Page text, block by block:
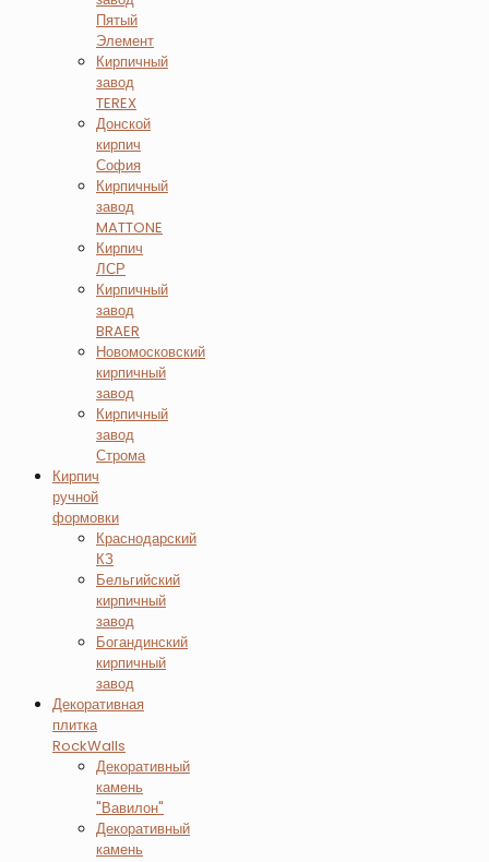
Пятый
Элемент
Кирпичный
завод
TEREX
Донской
кирпич
София
Кирпичный
завод
MATTONE
Кирпич
ЛСР
Кирпичный
завод
BRAER
Новомосковский
кирпичный
завод
Кирпичный
завод
Строма
Кирпич
ручной
формовки
Краснодарский
КЗ
Бельгийский
кирпичный
завод
Богандинский
кирпичный
завод
Декоративная
плитка
RockWalls
Декоративный
камень
"Вавилон"
Декоративный
камень